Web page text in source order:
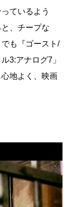
ているよう
、チープな
も『ゴースト/
3:アナログ7」
地よく、映画